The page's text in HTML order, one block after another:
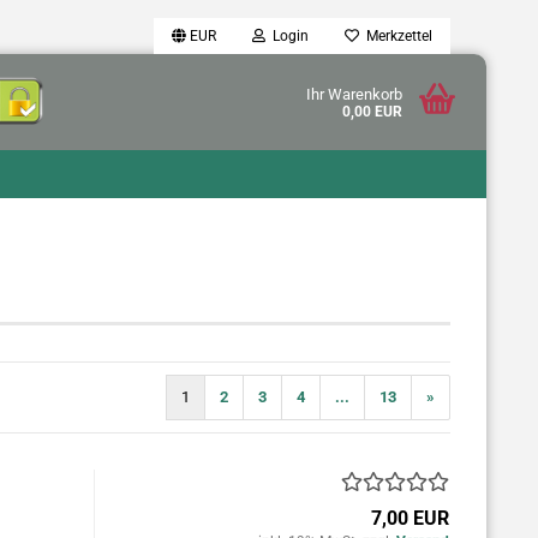
EUR Login Merkzettel
Ihr Warenkorb
0,00 EUR
1 2 3 4 ... 13 »
7,00 EUR